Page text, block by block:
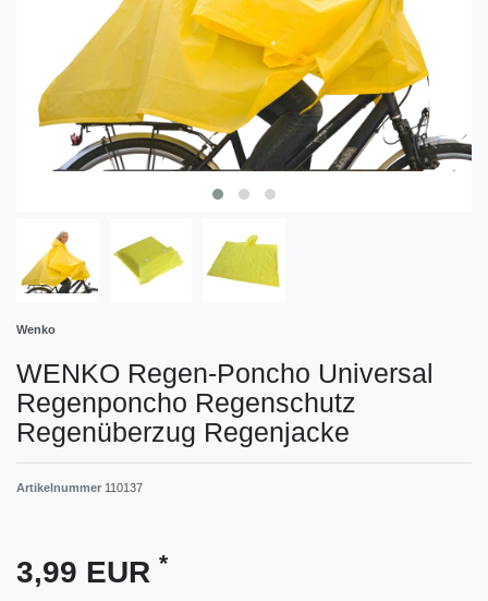
Wenko
WENKO Regen-Poncho Universal
Regenponcho Regenschutz
Regenüberzug Regenjacke
Artikelnummer 110137
3,99 EUR *